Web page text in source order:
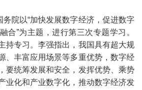
以“加快发展数字经济，促进数字
合”为主题，进行第三次专题学习。
持专习。李强指出，我国具有超大规
、丰富应用场景等多重优势，数字经
要统筹发展和安全，发挥优势、乘势
业化和产业数字化，推动数字经济发